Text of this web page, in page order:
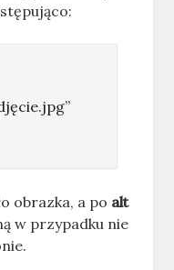
obrazka, a po alt
w przypadku nie